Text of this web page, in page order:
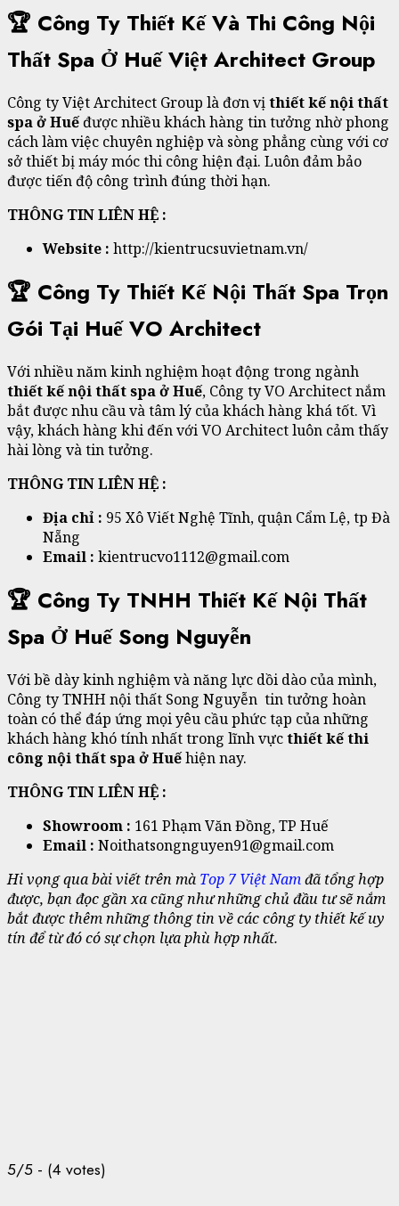
🏆 Công Ty Thiết Kế Và Thi Công Nội
Thất Spa Ở Huế Việt Architect Group
Công ty Việt Architect Group là đơn vịthiết kế nội thất
spa ở Huếđược nhiều khách hàng tin tưởng nhờ phong
cách làm việc chuyên nghiệp và sòng phẳng cùng với cơ
sở thiết bị máy móc thi công hiện đại. Luôn đảm bảo
được tiến độ công trình đúng thời hạn.
THÔNG TIN LIÊN HỆ :
Website : http://kientrucsuvietnam.vn/
🏆 Công Ty Thiết Kế Nội Thất Spa Trọn
Gói Tại Huế VO Architect
Với nhiều năm kinh nghiệm hoạt động trong ngành
thiết kế nội thất spa ở Huế, Công ty VO Architect nắm
bắt được nhu cầu và tâm lý của khách hàng khá tốt. Vì
vậy, khách hàng khi đến với VO Architect luôn cảm thấy
hài lòng và tin tưởng.
THÔNG TIN LIÊN HỆ :
Địa chỉ : 95 Xô Viết Nghệ Tĩnh, quận Cẩm Lệ, tp Đà
Nẵng
Email : kientrucvo1112@gmail.com
🏆 Công Ty TNHH Thiết Kế Nội Thất
Spa Ở Huế Song Nguyễn
Với bề dày kinh nghiệm và năng lực dồi dào của mình,
Công ty TNHH nội thất Song Nguyễn tin tưởng hoàn
toàn có thể đáp ứng mọi yêu cầu phức tạp của những
khách hàng khó tính nhất trong lĩnh vựcthiết kế thi
công nội thất spa ở Huếhiện nay.
THÔNG TIN LIÊN HỆ :
Showroom : 161 Phạm Văn Đồng, TP Huế
Email : Noithatsongnguyen91@gmail.com
Hi vọng qua bài viết trên mà Top 7 Việt Namđã tổng hợp
được, bạn đọc gần xa cũng như những chủ đầu tư sẽ nắm
bắt được thêm những thông tin về các công ty thiết kế uy
tín để từ đó có sự chọn lựa phù hợp nhất.
5/5 - (4 votes)